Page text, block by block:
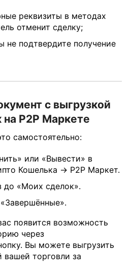
реквизиты в методах
отменит сделку;
не подтвердите получение
с выгрузкой
на P2P Маркете
самостоятельно:
или «Вывести» в
Кошелька → P2P Маркет.
до «Моих сделок».
появится возможность
через
Вы можете выгрузить
вашей торговли за